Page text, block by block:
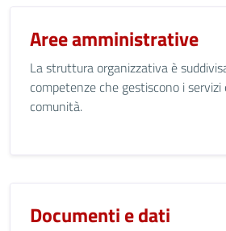
Aree amministrative
La struttura organizzativa è
competenze che gestiscono i
comunità.
Documenti e dati